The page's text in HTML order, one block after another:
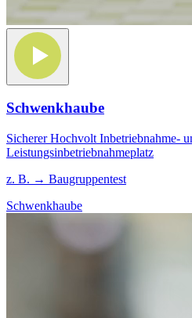
Schwenkhaube
Sicherer Hoch­volt Inbetrieb­nahme-
Leistungs­in­be­trieb­nahmeplatz
z. B. → Baugruppentest
Schwenkhaube